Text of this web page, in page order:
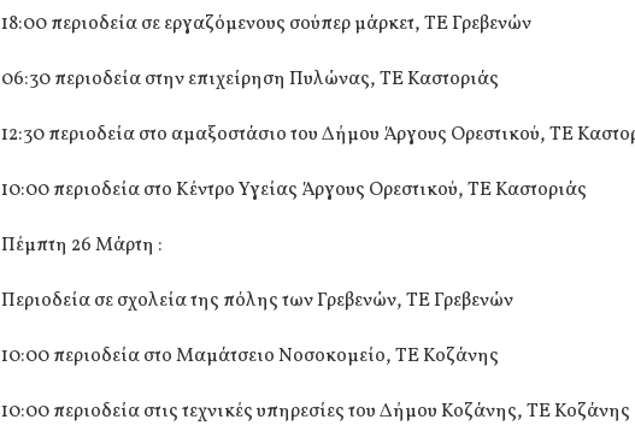
18:00 περιοδεία σε εργαζόμενους σούπερ μάρκετ, ΤΕ Γρεβενών
06:30 περιοδεία στην επιχείρηση Πυλώνας, ΤΕ Καστοριάς
12:30 περιοδεία στο αμαξοστάσιο του Δήμου Άργους Ορεστικού, ΤΕ
10:00 περιοδεία στο Κέντρο Υγείας Άργους Ορεστικού, ΤΕ Καστοριάς
Πέμπτη 26 Μάρτη :
Περιοδεία σε σχολεία της πόλης των Γρεβενών, ΤΕ Γρεβενών
10:00 περιοδεία στο Μαμάτσειο Νοσοκομείο, ΤΕ Κοζάνης
10:00 περιοδεία στις τεχνικές υπηρεσίες του Δήμου Κοζάνης, ΤΕ Κοζάνης